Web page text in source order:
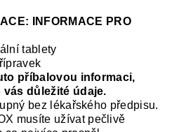
INFORMACE PRO
álnítablety
příbalovou informaci,
důležité údaje.
bez lékařského předpisu.
musíte užívat pečlivě